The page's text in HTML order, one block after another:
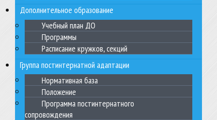
Дополнительное образование
Учебный план ДО
Программы
Расписание кружков, секций
Группа постинтернатной адаптации
Нормативная база
Положение
Программа постинтернатного
сопровождения